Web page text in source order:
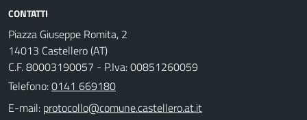
CONTATTI
Piazza Giuseppe Romita, 2
14013 Castellero (AT)
C.F. 80003190057 - P.Iva: 00851260059
Telefono:0141 669180
E-mail: